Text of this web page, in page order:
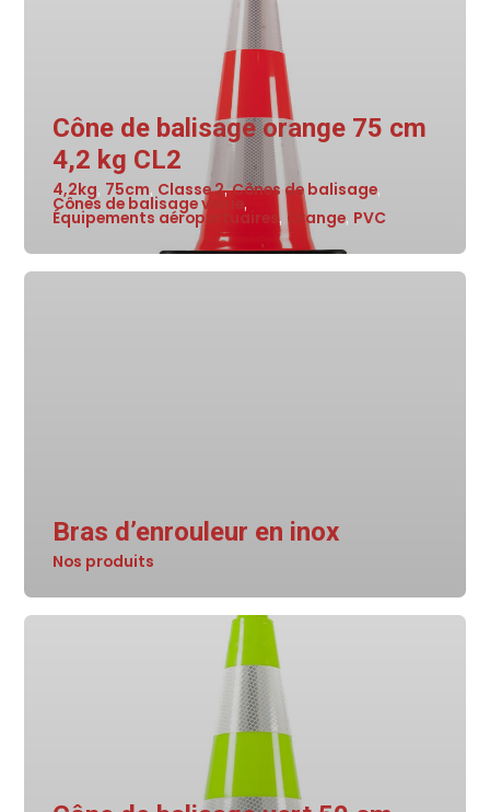
Cône de balisage orange 75 cm
4,2 kg CL2
4,2kg, 75cm, Classe 2,Cônes de balisage,
Cônes de balisage voirie,
Équipements aéroportuaires,Orange, PVC
Bras d’enrouleur en inox
Nos produits